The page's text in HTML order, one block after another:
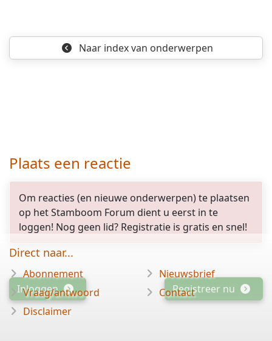
Naar indexvan onderwerpen
Plaats een reactie
Om reacties (en nieuwe onderwerpen) te plaatsen
op het Stamboom Forum dient u eerst in te
loggen! Nog geen lid? Registratie is gratis en snel!
Inloggen Registreer nu
Direct naar...
Abonnement
Vraag/antwoord
Disclaimer
Nieuwsbrief
Contact